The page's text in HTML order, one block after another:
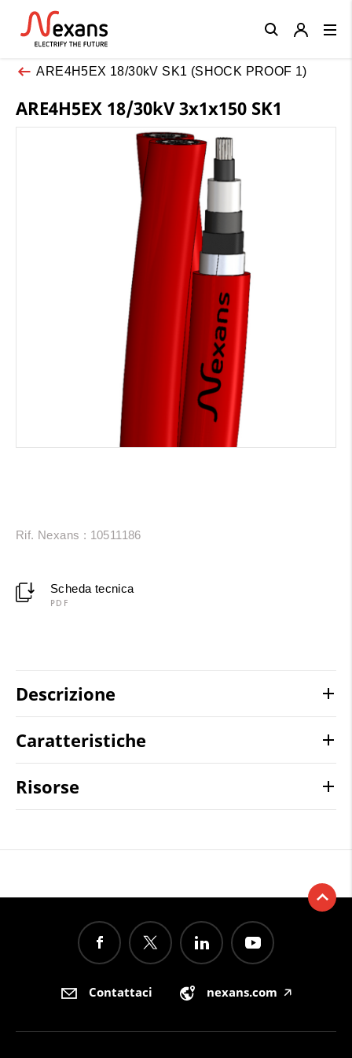
ARE4H5EX 18/30kV SK1 (SHOCK PROOF 1)
ARE4H5EX 18/30kV 3x1x150 SK1
Rif. Nexans : 10511186
Scheda tecnica
PDF
Descrizione
Caratteristiche
Risorse
Close
Contattaci nexans.com 🡥